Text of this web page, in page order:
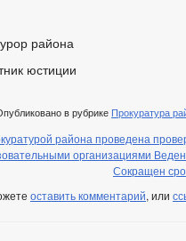
района
в рубрике Прокуратура
района проведена
организациями
Сокращен
оставить комментарий, или